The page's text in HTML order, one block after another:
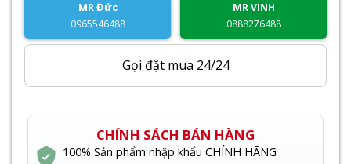
MR Đức
0965546488
MR VINH
0888276488
Gọi đặt mua 24/24
CHÍNH SÁCH BÁN HÀNG
100% Sản phẩm nhập khẩu CHÍNH HÃNG